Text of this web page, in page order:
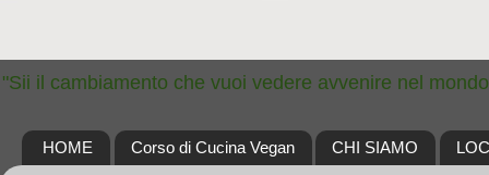
"Sii il cambiamento che vuoi vedere avvenire nel
HOME Corso di Cucina Vegan CHI SIAMO